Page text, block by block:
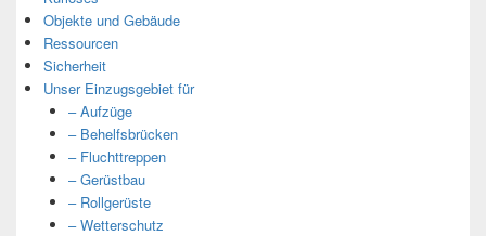
Objekte und Gebäude
Ressourcen
Sicherheit
Unser Einzugsgebiet für
– Aufzüge
– Behelfsbrücken
– Fluchttreppen
– Gerüstbau
– Rollgerüste
– Wetterschutz